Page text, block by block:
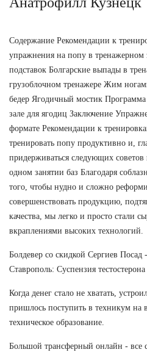
Содержание Рекомендации к
упражнения на попу в тренажерном
подставок Болгарские выпады в
грузоблочном тренажере Жим
бедер Ягодичный мостик
зале для ягодиц Заключение
формате Рекомендации к
тренировать попу продуктивно и,
придерживаться следующих
одном занятии баз Благодаря
того, чтобы нудно и сложно
совершенствовать продукцию,
качества, мы легко и просто стали
вкраплениями высоких технологий.
Болдевер со скидкой Сергиев
Ставрополь: Суспензия
Когда денег стало не хватать,
пришлось поступить в техникум на
техническое образование.
Большой трансферный онлайн - все